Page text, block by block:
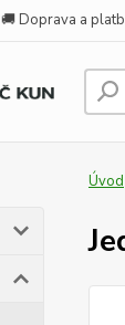
🚚 Doprava a
Úvod